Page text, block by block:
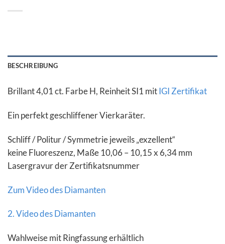
BESCHREIBUNG
Brillant 4,01 ct. Farbe H, Reinheit SI1 mitIGI Zertifikat
Ein perfekt geschliffener Vierkaräter.
Schliff / Politur / Symmetrie jeweils „exzellent“
keine Fluoreszenz, Maße 10,06 – 10,15 x 6,34 mm
Lasergravur der Zertifikatsnummer
Zum Video des Diamanten
2. Video des Diamanten
Wahlweise mit Ringfassung erhältlich